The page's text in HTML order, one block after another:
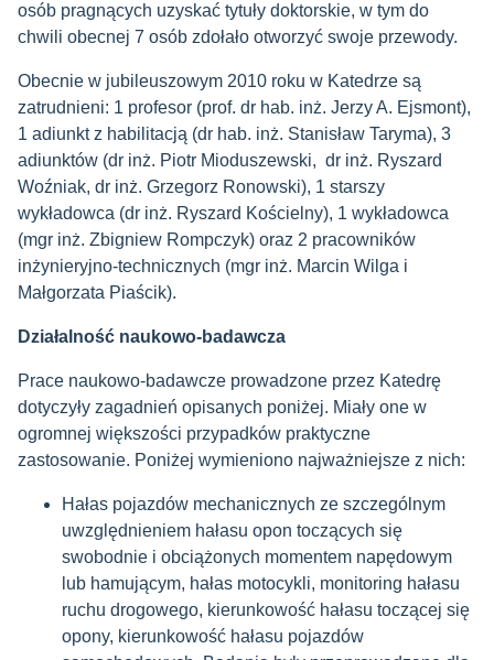
osób pragnących uzyskać tytuły doktorskie, w tym do
chwili obecnej 7 osób zdołało otworzyć swoje przewody.
Obecnie w jubileuszowym 2010 roku w Katedrze są
zatrudnieni: 1 profesor (prof. dr hab. inż. Jerzy A. Ejsmont),
1 adiunkt z habilitacją (dr hab. inż. Stanisław Taryma), 3
adiunktów (dr inż. Piotr Mioduszewski, dr inż. Ryszard
Woźniak, dr inż. Grzegorz Ronowski), 1 starszy
wykładowca (dr inż. Ryszard Kościelny), 1 wykładowca
(mgr inż. Zbigniew Rompczyk) oraz 2 pracowników
inżynieryjno-technicznych (mgr inż. Marcin Wilga i
Małgorzata Piaścik).
Działalność naukowo-badawcza
Prace naukowo-badawcze prowadzone przez Katedrę
dotyczyły zagadnień opisanych poniżej. Miały one w
ogromnej większości przypadków praktyczne
zastosowanie. Poniżej wymieniono najważniejsze z nich:
Hałas pojazdów mechanicznych ze szczególnym
uwzględnieniem hałasu opon toczących się
swobodnie i obciążonych momentem napędowym
lub hamującym, hałas motocykli, monitoring hałasu
ruchu drogowego, kierunkowość hałasu toczącej się
opony, kierunkowość hałasu pojazdów